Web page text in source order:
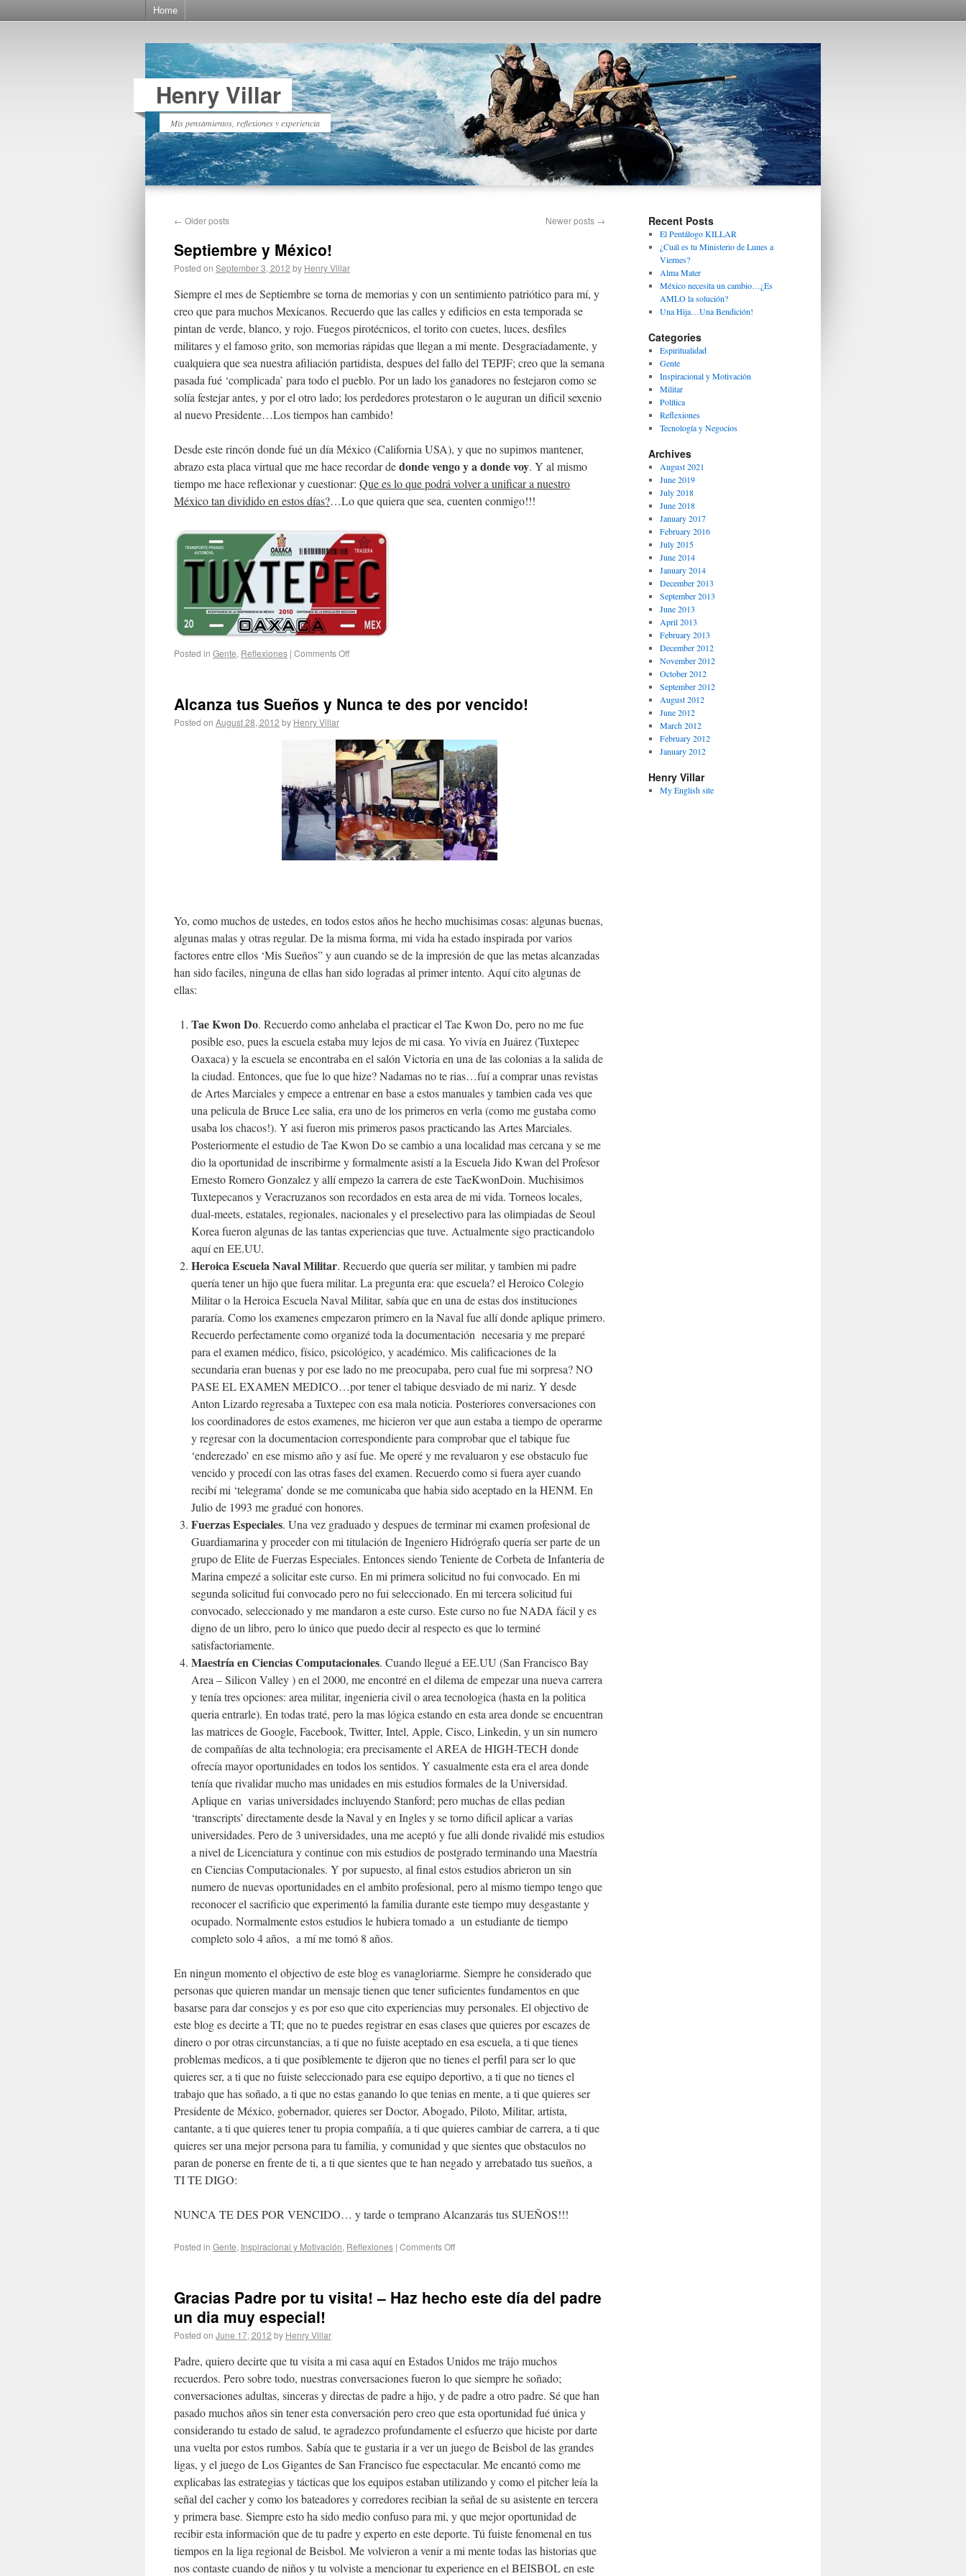
Home
Henry Villar
Mis pensamientos, reflexiones y experiencia
← Older posts Newer posts →
Septiembre y México!
Posted on September 3, 2012 by Henry Villar
Siempre el mes de Septiembre se torna de memorias y con un sentimiento patriótico para mí, y
creo que para muchos Mexicanos. Recuerdo que las calles y edificios en esta temporada se
pintan de verde, blanco, y rojo. Fuegos pirotécnicos, el torito con cuetes, luces, desfiles
militares y el famoso grito, son memorias rápidas que llegan a mi mente. Desgraciadamente, y
cualquiera que sea nuestra afiliación partidista, despues del fallo del TEPJF; creo que la semana
pasada fué ‘complicada’ para todo el pueblo. Por un lado los ganadores no festejaron como se
solía festejar antes, y por el otro lado; los perdedores protestaron o le auguran un dificil sexenio
al nuevo Presidente…Los tiempos han cambido!
Desde este rincón donde fué un día México (California USA), y que no supimos mantener,
abrazo esta placa virtual que me hace recordar dedonde vengo y a donde voy. Y al mismo
tiempo me hace reflexionar y cuestionar: Que es lo que podrá volver a unificar a nuestro
México tan dividido en estos días?…Lo que quiera que sea, cuenten conmigo!!!
Posted in Gente, Reflexiones | Comments Off
Alcanza tus Sueños y Nunca te des por vencido!
Posted on August 28, 2012 by Henry Villar
Yo, como muchos de ustedes, en todos estos años he hecho muchisimas cosas: algunas buenas,
algunas malas y otras regular. De la misma forma, mi vida ha estado inspirada por varios
factores entre ellos ‘Mis Sueños” y aun cuando se de la impresión de que las metas alcanzadas
han sido faciles, ninguna de ellas han sido logradas al primer intento. Aquí cito algunas de
ellas:
Tae Kwon Do. Recuerdo como anhelaba el practicar el Tae Kwon Do, pero no me fue
posible eso, pues la escuela estaba muy lejos de mi casa. Yo vivía en Juárez (Tuxtepec
Oaxaca) y la escuela se encontraba en el salón Victoria en una de las colonias a la salida de
la ciudad. Entonces, que fue lo que hize? Nadamas no te rias…fuí a comprar unas revistas
de Artes Marciales y empece a entrenar en base a estos manuales y tambien cada ves que
una pelicula de Bruce Lee salia, era uno de los primeros en verla (como me gustaba como
usaba los chacos!). Y asi fueron mis primeros pasos practicando las Artes Marciales.
Posteriormente el estudio de Tae Kwon Do se cambio a una localidad mas cercana y se me
dio la oportunidad de inscribirme y formalmente asistí a la Escuela Jido Kwan del Profesor
Ernesto Romero Gonzalez y allí empezo la carrera de este TaeKwonDoin. Muchisimos
Tuxtepecanos y Veracruzanos son recordados en esta area de mi vida. Torneos locales,
dual-meets, estatales, regionales, nacionales y el preselectivo para las olimpiadas de Seoul
Korea fueron algunas de las tantas experiencias que tuve. Actualmente sigo practicandolo
aquí en EE.UU.
Heroica Escuela Naval Militar. Recuerdo que quería ser militar, y tambien mi padre
quería tener un hijo que fuera militar. La pregunta era: que escuela? el Heroico Colegio
Militar o la Heroica Escuela Naval Militar, sabía que en una de estas dos instituciones
pararía. Como los examenes empezaron primero en la Naval fue allí donde aplique primero.
Recuerdo perfectamente como organizé toda la documentación necesaria y me preparé
para el examen médico, físico, psicológico, y académico. Mis calificaciones de la
secundaria eran buenas y por ese lado no me preocupaba, pero cual fue mi sorpresa? NO
PASE EL EXAMEN MEDICO…por tener el tabique desviado de mi nariz. Y desde
Anton Lizardo regresaba a Tuxtepec con esa mala noticia. Posteriores conversaciones con
los coordinadores de estos examenes, me hicieron ver que aun estaba a tiempo de operarme
y regresar con la documentacion correspondiente para comprobar que el tabique fue
‘enderezado’ en ese mismo año y así fue. Me operé y me revaluaron y ese obstaculo fue
vencido y procedí con las otras fases del examen. Recuerdo como si fuera ayer cuando
recibí mi ‘telegrama’ donde se me comunicaba que habia sido aceptado en la HENM. En
Julio de 1993 me gradué con honores.
Fuerzas Especiales. Una vez graduado y despues de terminar mi examen profesional de
Guardiamarina y proceder con mi titulación de Ingeniero Hidrógrafo quería ser parte de un
grupo de Elite de Fuerzas Especiales. Entonces siendo Teniente de Corbeta de Infanteria de
Marina empezé a solicitar este curso. En mi primera solicitud no fui convocado. En mi
segunda solicitud fui convocado pero no fui seleccionado. En mi tercera solicitud fui
convocado, seleccionado y me mandaron a este curso. Este curso no fue NADA fácil y es
digno de un libro, pero lo único que puedo decir al respecto es que lo terminé
satisfactoriamente.
Maestría en Ciencias Computacionales. Cuando llegué a EE.UU (San Francisco Bay
Area – Silicon Valley ) en el 2000, me encontré en el dilema de empezar una nueva carrera
y tenía tres opciones: area militar, ingenieria civil o area tecnologica (hasta en la politica
queria entrarle). En todas traté, pero la mas lógica estando en esta area donde se encuentran
las matrices de Google, Facebook, Twitter, Intel, Apple, Cisco, Linkedin, y un sin numero
de compañías de alta technologia; era precisamente el AREA de HIGH-TECH donde
ofrecía mayor oportunidades en todos los sentidos. Y casualmente esta era el area donde
tenía que rivalidar mucho mas unidades en mis estudios formales de la Universidad.
Aplique en varias universidades incluyendo Stanford; pero muchas de ellas pedian
‘transcripts’ directamente desde la Naval y en Ingles y se torno dificil aplicar a varias
universidades. Pero de 3 universidades, una me aceptó y fue alli donde rivalidé mis estudios
a nivel de Licenciatura y continue con mis estudios de postgrado terminando una Maestría
en Ciencias Computacionales. Y por supuesto, al final estos estudios abrieron un sin
numero de nuevas oportunidades en el ambito profesional, pero al mismo tiempo tengo que
reconocer el sacrificio que experimentó la familia durante este tiempo muy desgastante y
ocupado. Normalmente estos estudios le hubiera tomado a un estudiante de tiempo
completo solo 4 años, a mí me tomó 8 años.
En ningun momento el objectivo de este blog es vanagloriarme. Siempre he considerado que
personas que quieren mandar un mensaje tienen que tener suficientes fundamentos en que
basarse para dar consejos y es por eso que cito experiencias muy personales. El objectivo de
este blog es decirte a TI; que no te puedes registrar en esas clases que quieres por escazes de
dinero o por otras circunstancias, a ti que no fuiste aceptado en esa escuela, a ti que tienes
problemas medicos, a ti que posiblemente te dijeron que no tienes el perfil para ser lo que
quieres ser, a ti que no fuiste seleccionado para ese equipo deportivo, a ti que no tienes el
trabajo que has soñado, a ti que no estas ganando lo que tenias en mente, a ti que quieres ser
Presidente de México, gobernador, quieres ser Doctor, Abogado, Piloto, Militar, artista,
cantante, a ti que quieres tener tu propia compañía, a ti que quieres cambiar de carrera, a ti que
quieres ser una mejor persona para tu familia, y comunidad y que sientes que obstaculos no
paran de ponerse en frente de ti, a ti que sientes que te han negado y arrebatado tus sueños, a
TI TE DIGO:
NUNCA TE DES POR VENCIDO… y tarde o temprano Alcanzarás tus SUEÑOS!!!
Posted in Gente, Inspiracional y Motivación, Reflexiones | Comments Off
Gracias Padre por tu visita! – Haz hecho este día del padre
un dia muy especial!
Posted on June 17, 2012 by Henry Villar
Padre, quiero decirte que tu visita a mi casa aquí en Estados Unidos me trájo muchos
recuerdos. Pero sobre todo, nuestras conversaciones fueron lo que siempre he soñado;
conversaciones adultas, sinceras y directas de padre a hijo, y de padre a otro padre. Sé que han
pasado muchos años sin tener esta conversación pero creo que esta oportunidad fué única y
considerando tu estado de salud, te agradezco profundamente el esfuerzo que hiciste por darte
una vuelta por estos rumbos. Sabía que te gustaria ir a ver un juego de Beisbol de las grandes
ligas, y el juego de Los Gigantes de San Francisco fue espectacular. Me encantó como me
explicabas las estrategias y tácticas que los equipos estaban utilizando y como el pitcher leía la
señal del cacher y como los bateadores y corredores recibian la señal de su asistente en tercera
y primera base. Siempre esto ha sido medio confuso para mi, y que mejor oportunidad de
recibir esta información que de tu padre y experto en este deporte. Tú fuiste fenomenal en tus
tiempos en la liga regional de Beisbol. Me volvieron a venir a mi mente todas las historias que
nos contaste cuando de niños y tu volviste a mencionar tu experience en el BEISBOL en este
Recent Posts
El Pentálogo KILLAR
¿Cuál es tu Ministerio de Lunes a
Viernes?
Alma Mater
México necesita un cambio…¿Es
AMLO la solución?
Una Hija…Una Bendición!
Categories
Espiritualidad
Gente
Inspiracional y Motivación
Militar
Política
Reflexiones
Tecnología y Negocios
Archives
August 2021
June 2019
July 2018
June 2018
January 2017
February 2016
July 2015
June 2014
January 2014
December 2013
September 2013
June 2013
April 2013
February 2013
December 2012
November 2012
October 2012
September 2012
August 2012
June 2012
March 2012
February 2012
January 2012
Henry Villar
My English site